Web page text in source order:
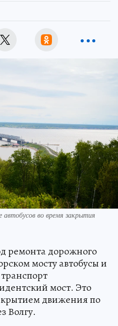
автобусов во время закрытия
ремонта дорожного
мосту автобусы и
мост. Это
движения по
Волгу.